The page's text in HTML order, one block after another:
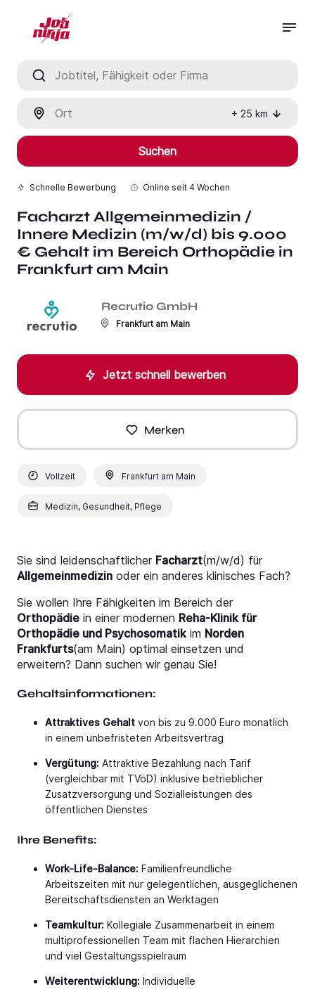
+ 25 km
Suchen
Schnelle Bewerbung Online seit 4 Wochen
Facharzt Allgemeinmedizin /
Innere Medizin (m/w/d) bis 9.000
€ Gehalt im Bereich Orthopädie in
Frankfurt am Main
Recrutio GmbH
Frankfurt am Main
Jetzt schnell bewerben
Merken
Vollzeit Frankfurt am Main
Medizin, Gesundheit, Pflege
Sie sind leidenschaftlicher Facharzt(m/w/d) für
Allgemeinmedizin oder ein anderes klinisches Fach?
Sie wollen Ihre Fähigkeiten im Bereich der
Orthopädie in einer modernen Reha-Klinik für
Orthopädie und Psychosomatikim Norden
Frankfurts(am Main) optimal einsetzen und
erweitern? Dann suchen wir genau Sie!
Gehaltsinformationen:
Attraktives Gehalt von bis zu 9.000 Euro monatlich
in einem unbefristeten Arbeitsvertrag
Vergütung: Attraktive Bezahlung nach Tarif
(vergleichbar mit TVöD) inklusive betrieblicher
Zusatzversorgung und Sozialleistungen des
öffentlichen Dienstes
Ihre Benefits:
Work-Life-Balance: Familienfreundliche
Arbeitszeiten mit nur gelegentlichen, ausgeglichenen
Bereitschaftsdiensten an Werktagen
Teamkultur: Kollegiale Zusammenarbeit in einem
multiprofessionellen Team mit flachen Hierarchien
und viel Gestaltungsspielraum
Weiterentwicklung: Individuelle